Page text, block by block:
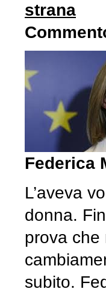
strana
Federica
L’aveva
donna.
prova che
subito.